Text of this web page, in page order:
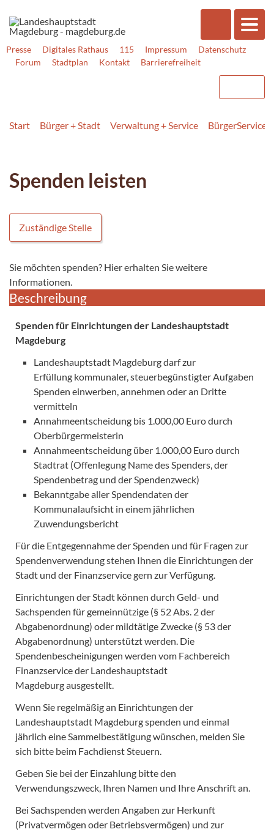
Presse Digitales Rathaus 115 Impressum
Datenschutz
Forum
Stadtplan Kontakt Barrierefreiheit
Start Bürger + Stadt Verwaltung + Service BürgerService
Spenden leisten
Zuständige Stelle
Sie möchten spenden? Hier erhalten Sie weitere
Informationen.
Beschreibung
Spenden für Einrichtungen der Landeshauptstadt
Magdeburg
Landeshauptstadt Magdeburg darf zur
Erfüllung kommunaler, steuerbegünstigter Aufgaben
Spenden einwerben, annehmen oder an Dritte
vermitteln
Annahmeentscheidung bis 1.000,00 Euro durch
Oberbürgermeisterin
Annahmeentscheidung über 1.000,00 Euro durch
Stadtrat (Offenlegung Name des Spenders, der
Spendenbetrag und der Spendenzweck)
Bekanntgabe aller Spendendaten der
Kommunalaufsicht in einem jährlichen
Zuwendungsbericht
Für die Entgegennahme der Spenden und für Fragen zur
Spendenverwendung stehen Ihnen die Einrichtungen der
Stadt und der Finanzservice gern zur Verfügung.
Einrichtungen der Stadt können durch Geld- und
Sachspenden für gemeinnützige (§ 52 Abs. 2 der
Abgabenordnung) oder mildtätige Zwecke (§ 53 der
Abgabenordnung) unterstützt werden. Die
Spendenbescheinigungen werden vom Fachbereich
Finanzservice der Landeshauptstadt
Magdeburg ausgestellt.
Wenn Sie regelmäßig an Einrichtungen der
Landeshauptstadt Magdeburg spenden und einmal
jährlich eine Sammelbestätigung wünschen, melden Sie
sich bitte beim Fachdienst Steuern.
Geben Sie bei der Einzahlung bitte den
Verwendungszweck, Ihren Namen und Ihre Anschrift an.
Bei Sachspenden werden Angaben zur Herkunft
(Privatvermögen oder Betriebsvermögen) und zur